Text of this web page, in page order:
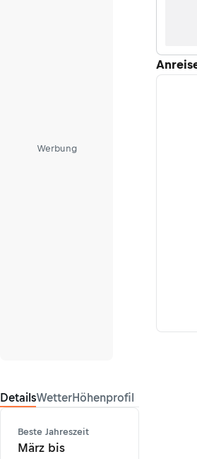
Werbung
DetailsWetterHöhenprofil
Beste Jahreszeit
März bis